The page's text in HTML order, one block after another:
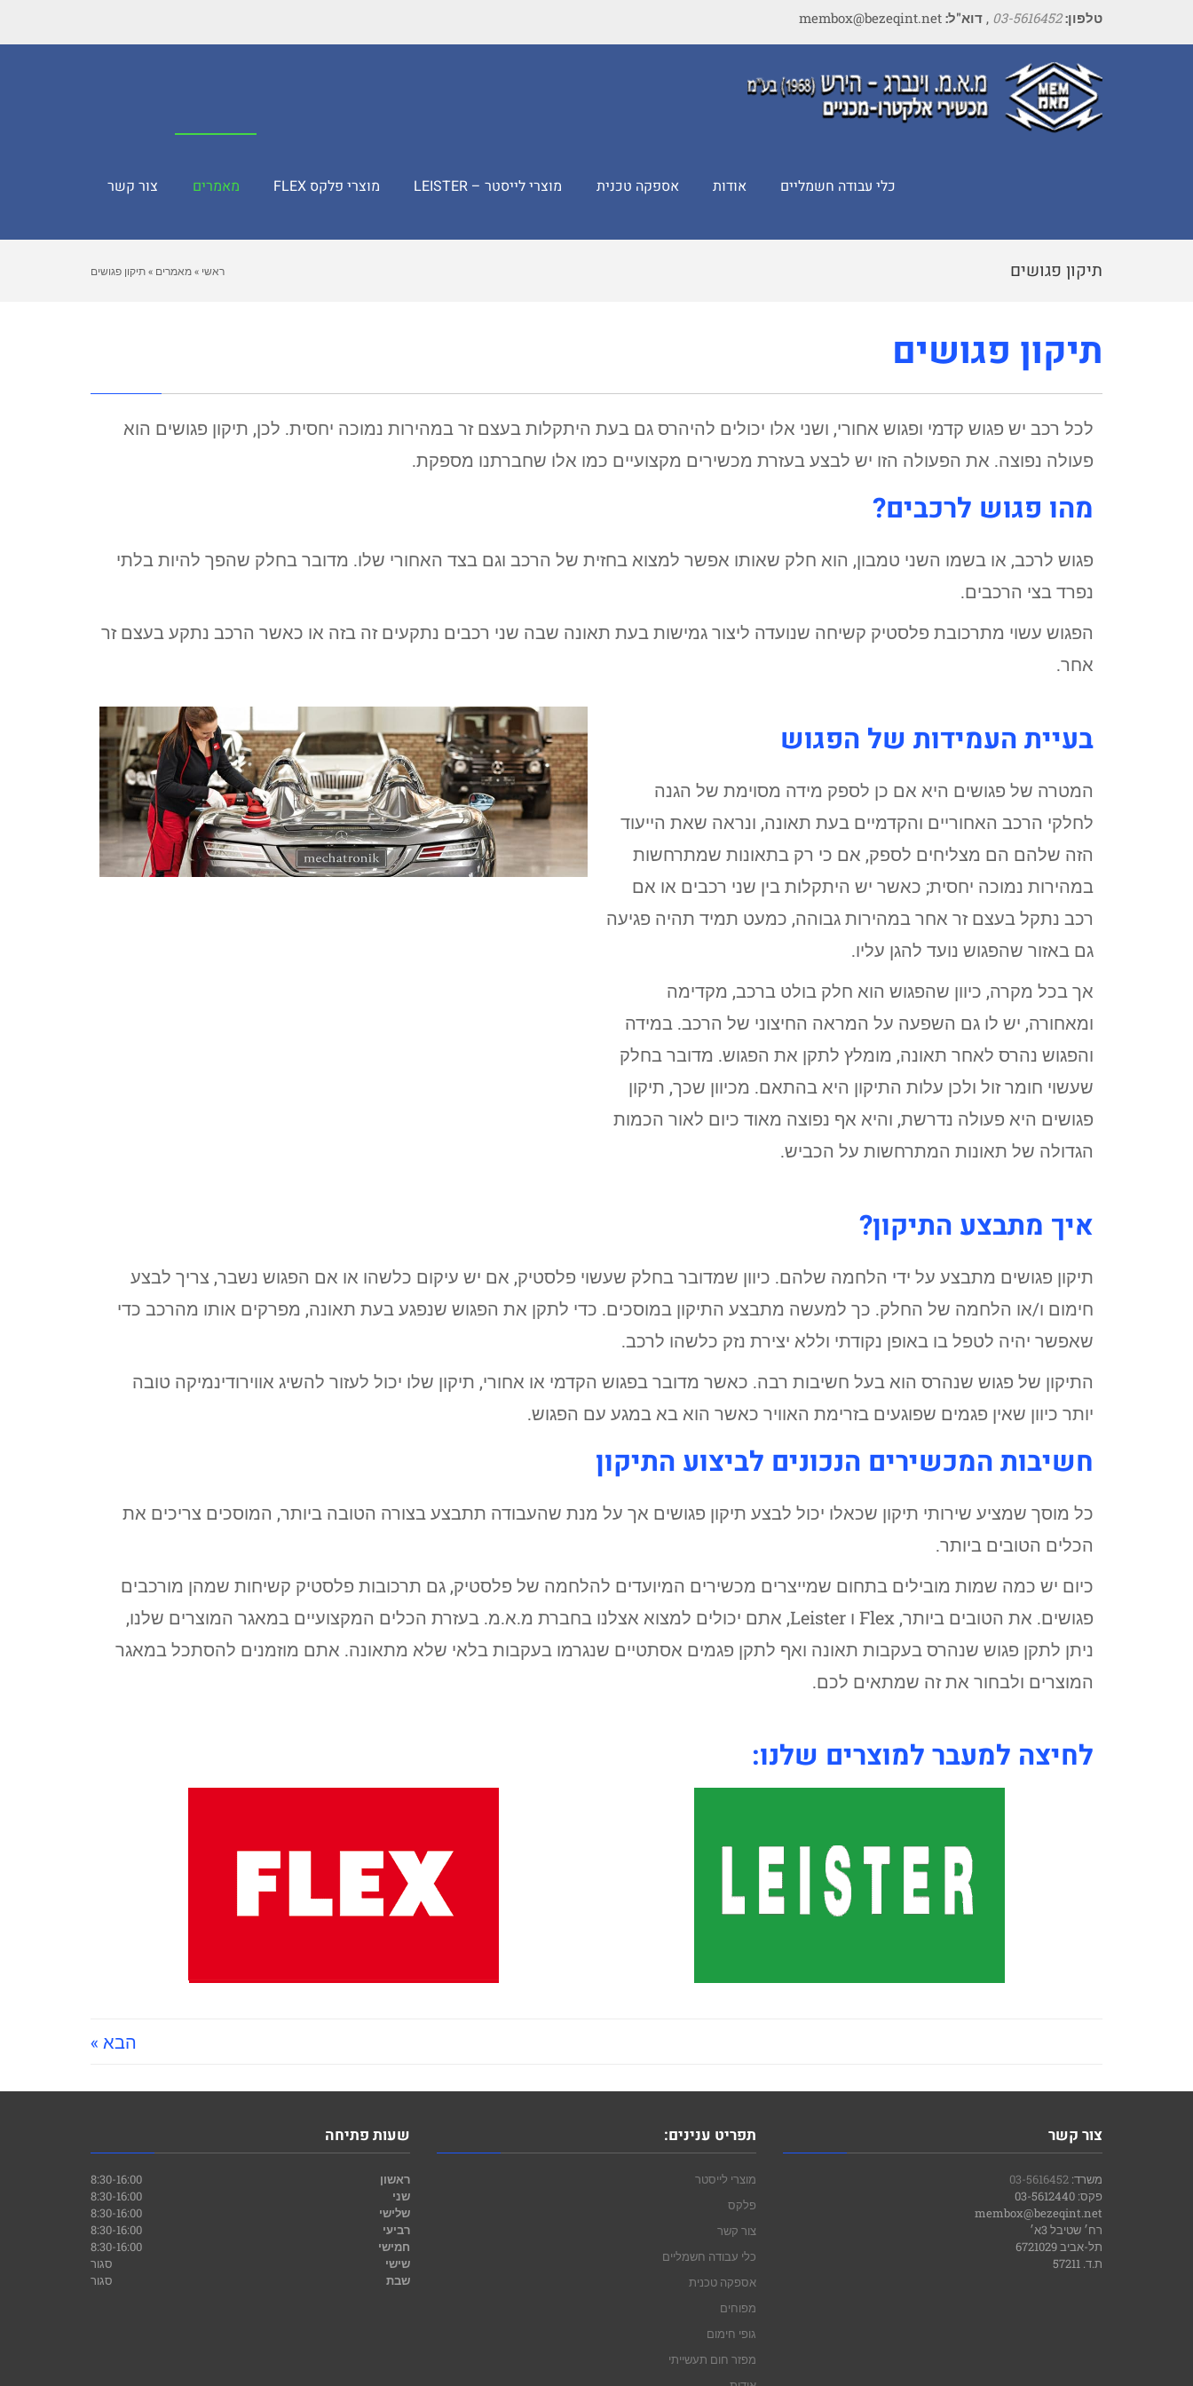
טלפון:03-5616452
, דוא"ל:
כלי עבודה חשמליים אודות אספקה טכנית מוצרי לייסטר – LEISTER מוצרי פלקס FLEX מאמרים צור קשר
תיקון פגושים ראשי »מאמרים »תיקון פגושים
תיקון פגושים
לכל רכב יש פגוש קדמי ופגוש אחורי, ושני אלו יכולים להיהרס גם בעת היתקלות בעצם זר במהירות נמוכה יחסית. לכן, תיקון פגושים הוא
פעולה נפוצה. את הפעולה הזו יש לבצע בעזרת מכשירים מקצועיים כמו אלו שחברתנו מספקת.
מהו פגוש לרכבים?
פגוש לרכב, או בשמו השני טמבון, הוא חלק שאותו אפשר למצוא בחזית של הרכב וגם בצד האחורי שלו. מדובר בחלק שהפך להיות בלתי
נפרד בצי הרכבים.
הפגוש עשוי מתרכובת פלסטיק קשיחה שנועדה ליצור גמישות בעת תאונה שבה שני רכבים נתקעים זה בזה או כאשר הרכב נתקע בעצם זר
אחר.
בעיית העמידות של הפגוש
המטרה של פגושים היא אם כן לספק מידה מסוימת של הגנה
לחלקי הרכב האחוריים והקדמיים בעת תאונה, ונראה שאת הייעוד
הזה שלהם הם מצליחים לספק, אם כי רק בתאונות שמתרחשות
במהירות נמוכה יחסית; כאשר יש היתקלות בין שני רכבים או אם
רכב נתקל בעצם זר אחר במהירות גבוהה, כמעט תמיד תהיה פגיעה
גם באזור שהפגוש נועד להגן עליו.
אך בכל מקרה, כיוון שהפגוש הוא חלק בולט ברכב, מקדימה
ומאחורה, יש לו גם השפעה על המראה החיצוני של הרכב. במידה
והפגוש נהרס לאחר תאונה, מומלץ לתקן את הפגוש. מדובר בחלק
שעשוי חומר זול ולכן עלות התיקון היא בהתאם. מכיוון שכך, תיקון
פגושים היא פעולה נדרשת, והיא אף נפוצה מאוד כיום לאור הכמות
הגדולה של תאונות המתרחשות על הכביש.
איך מתבצע התיקון?
תיקון פגושים מתבצע על ידי הלחמה שלהם. כיוון שמדובר בחלק שעשוי פלסטיק, אם יש עיקום כלשהו או אם הפגוש נשבר, צריך לבצע
חימום ו/או הלחמה של החלק. כך למעשה מתבצע התיקון במוסכים. כדי לתקן את הפגוש שנפגע בעת תאונה, מפרקים אותו מהרכב כדי
שאפשר יהיה לטפל בו באופן נקודתי וללא יצירת נזק כלשהו לרכב.
התיקון של פגוש שנהרס הוא בעל חשיבות רבה. כאשר מדובר בפגוש הקדמי או אחורי, תיקון שלו יכול לעזור להשיג אווירודינמיקה טובה
יותר כיוון שאין פגמים שפוגעים בזרימת האוויר כאשר הוא בא במגע עם הפגוש.
חשיבות המכשירים הנכונים לביצוע התיקון
כל מוסך שמציע שירותי תיקון שכאלו יכול לבצע תיקון פגושים אך על מנת שהעבודה תתבצע בצורה הטובה ביותר, המוסכים צריכים את
הכלים הטובים ביותר.
כיום יש כמה שמות מובילים בתחום שמייצרים מכשירים המיועדים להלחמה של פלסטיק, גם תרכובות פלסטיק קשיחות שמהן מורכבים
פגושים. את הטובים ביותר, Flex ו Leister, אתם יכולים למצוא אצלנו בחברת מ.א.מ. בעזרת הכלים המקצועיים במאגר המוצרים שלנו,
ניתן לתקן פגוש שנהרס בעקבות תאונה ואף לתקן פגמים אסתטיים שנגרמו בעקבות בלאי שלא מתאונה. אתם מוזמנים להסתכל במאגר
המוצרים ולבחור את זה שמתאים לכם.
לחיצה למעבר למוצרים שלנו:
הבא »
צור קשר
משרד: 03-5616452
פקס: 03-5612440
membox@bezeqint.net
רח׳ שטיבל 3א׳
תל-אביב 6721029
ת.ד. 57211
תפריט ענינים:
מוצרי לייסטר
פלקס
צור קשר
כלי עבודה חשמליים
אספקה טכנית
מפוחים
גופי חימום
מפזר חום תעשייתי
שעות פתיחה
ראשון
8:30-16:00
שני
8:30-16:00
שלישי
8:30-16:00
רביעי
8:30-16:00
חמישי
8:30-16:00
שישי
סגור
שבת
סגור